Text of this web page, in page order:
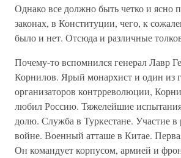
Однако все должно быть четко и ясно
законах, в Конституции, чего, к
было и нет. Отсюда и различные
Почему-то вспомнился генерал Лавр
Корнилов. Ярый монархист и один из
организаторов контрреволюции,
любил Россию. Тяжелейшие
долю. Служба в Туркестане. Участие в
войне. Военный атташе в Китае.
Он командует корпусом, армией и